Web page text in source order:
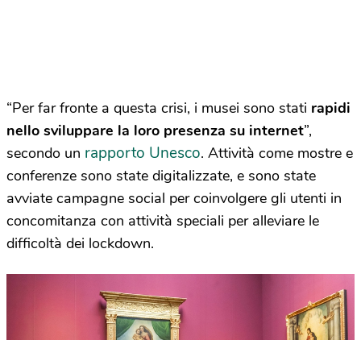
“Per far fronte a questa crisi, i musei sono stati rapidi
nello sviluppare la loro presenza su internet”,
secondo un rapporto Unesco. Attività come mostre e
conferenze sono state digitalizzate, e sono state
avviate campagne social per coinvolgere gli utenti in
concomitanza con attività speciali per alleviare le
difficoltà dei lockdown.